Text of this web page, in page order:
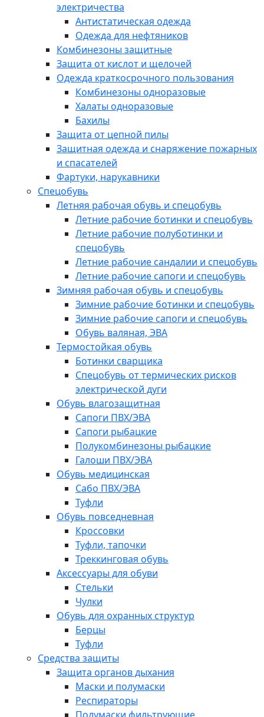
электричества
Антистатическая одежда
Одежда для нефтяников
Комбинезоны защитные
Защита от кислот и щелочей
Одежда краткосрочного пользования
Комбинезоны одноразовые
Халаты одноразовые
Бахилы
Защита от цепной пилы
Защитная одежда и снаряжение пожарных
и спасателей
Фартуки, нарукавники
Спецобувь
Летняя рабочая обувь и спецобувь
Летние рабочие ботинки и спецобувь
Летние рабочие полуботинки и
спецобувь
Летние рабочие сандалии и спецобувь
Летние рабочие сапоги и спецобувь
Зимняя рабочая обувь и спецобувь
Зимние рабочие ботинки и спецобувь
Зимние рабочие сапоги и спецобувь
Обувь валяная, ЭВА
Термостойкая обувь
Ботинки сварщика
Спецобувь от термических рисков
электрической дуги
Обувь влагозащитная
Сапоги ПВХ/ЭВА
Сапоги рыбацкие
Полукомбинезоны рыбацкие
Галоши ПВХ/ЭВА
Обувь медицинская
Сабо ПВХ/ЭВА
Туфли
Обувь повседневная
Кроссовки
Туфли, тапочки
Треккинговая обувь
Аксессуары для обуви
Стельки
Чулки
Обувь для охранных структур
Берцы
Туфли
Средства защиты
Защита органов дыхания
Маски и полумаски
Респираторы